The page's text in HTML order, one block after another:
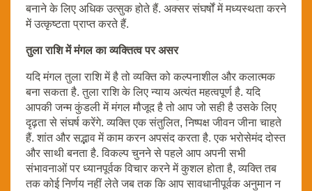
बनाने के लिए अधिक उत्सुक होते हैं. अक्सर संघर्षों में मध्यस्थता करने
में उत्कृष्टता प्राप्त करते हैं.
तुला राशि में मंगल का व्यक्तित्व पर असर
यदि मंगल तुला राशि में है तो व्यक्ति को कल्पनाशील और कलात्मक
बना सकता है. तुला राशि के लिए न्याय अत्यंत महत्वपूर्ण है. यदि
आपकी जन्म कुंडली में मंगल मौजूद है तो आप जो सही है उसके लिए
दृढ़ता से संघर्ष करेंगे. व्यक्ति एक संतुलित, निष्पक्ष जीवन जीना चाहते
हैं. शांत और सद्भाव में काम करन अपसंद करता है. एक भरोसेमंद दोस्त
और साथी बनता है. विकल्प चुनने से पहले आप अपनी सभी
संभावनाओं पर ध्यानपूर्वक विचार करने में कुशल होता है, व्यक्ति तब
तक कोई निर्णय नहीं लेते जब तक कि आप सावधानीपूर्वक अनुमान न